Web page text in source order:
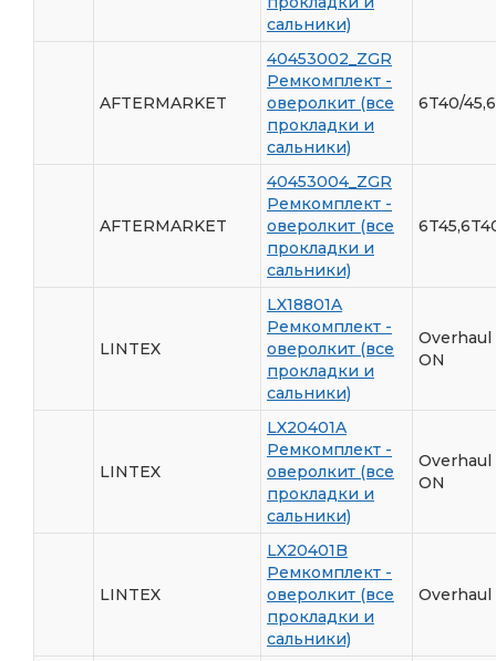
сальники)
AFTERMARKET
40453002_ZGR
Ремкомплект -
оверолкит (все
прокладки и
сальники)
6T40/
AFTERMARKET
40453004_ZGR
Ремкомплект -
оверолкит (все
прокладки и
сальники)
LINTEX
LX18801A
Ремкомплект -
оверолкит (все
прокладки и
сальники)
ON
LINTEX
LX20401A
Ремкомплект -
оверолкит (все
прокладки и
сальники)
Overhaul
ON
LINTEX
LX20401B
Ремкомплект -
оверолкит (все
прокладки и
сальники)
Overhaul